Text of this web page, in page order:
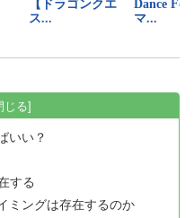
いい？
する
ミングは存在するのか